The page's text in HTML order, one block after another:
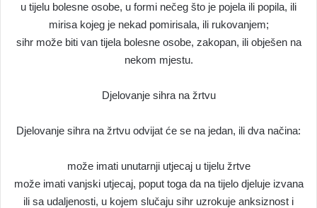
u tijelu bolesne osobe, u formi nečeg što je pojela ili popila, ili
mirisa kojeg je nekad pomirisala, ili rukovanjem;
sihr može biti van tijela bolesne osobe, zakopan, ili obješen na
nekom mjestu.
Djelovanje sihra na žrtvu
Djelovanje sihra na žrtvu odvijat će se na jedan, ili dva načina:
može imati unutarnji utjecaj u tijelu žrtve
može imati vanjski utjecaj, poput toga da na tijelo djeluje izvana
ili sa udaljenosti, u kojem slučaju sihr uzrokuje anksiznost i